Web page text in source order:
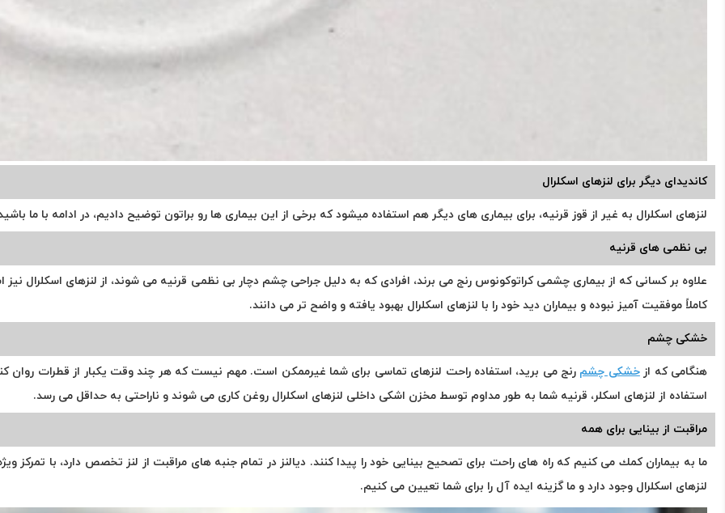
کاندیدای دیگر برای لنزهای اسکلرال
لنزهای اسکلرال به غیر از قوز قرنیه، برای بیماری های دیگر هم استفاده میشود که برخی از این بیماری ها رو براتون توضیح دادیم، در ادامه با ما
بی نظمی های قرنیه
علاوه بر کسانی که از بیماری چشمی کراتوکونوس رنج می برند، افرادی که به دلیل جراحی چشم دچار بی نظمی قرنیه می شوند، از لنزهای اسکلرال
کاملاً موفقیت آمیز نبوده و بیماران دید خود را با لنزهای اسکلرال بهبود یافته و واضح تر می دانند.
خشکی چشم
هنگامی که ازخشکی چشم رنج می برید، استفاده راحت لنزهای تماسی برای شما غیرممکن است. مهم نیست که هر چند وقت یکبار از قطرات روان
استفاده از لنزهای اسکلر، قرنیه شما به طور مداوم توسط مخزن اشکی داخلی لنزهای اسکلرال روغن کاری می شوند و ناراحتی به حداقل می رسد.
مراقبت از بینایی برای همه
ما به بیماران كمك می كنیم كه راه های راحت برای تصحیح بینایی خود را پیدا كنند. دیالنز در تمام جنبه های مراقبت از لنز تخصص دارد، با تمرکز
لنزهای اسکلرال وجود دارد و ما گزینه ایده آل را برای شما تعیین می کنیم.